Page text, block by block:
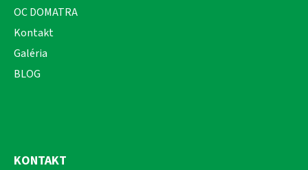
OC DOMATRA
Kontakt
Galéria
BLOG
KONTAKT